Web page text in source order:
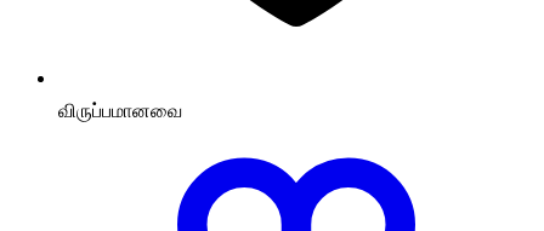
விருப்பமானவை